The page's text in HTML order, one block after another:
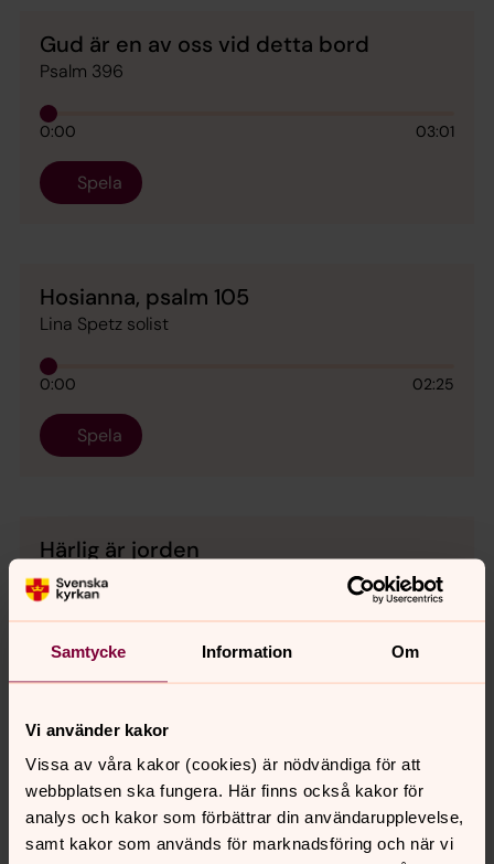
Samtycke Information Om
Vi använder kakor
Vissa av våra kakor (cookies) är nödvändiga för att
webbplatsen ska fungera. Här finns också kakor för
analys och kakor som förbättrar din användarupplevelse,
samt kakor som används för marknadsföring och när vi
Gud är en av oss vid detta bord
Psalm 396
0:00 03:01
Spela
Hosianna, psalm 105
Lina Spetz solist
0:00 02:25
Spela
Härlig är jorden
Psalm 297
Spela
Innan gryningen
Psalm 717, Carolina Wierup solist